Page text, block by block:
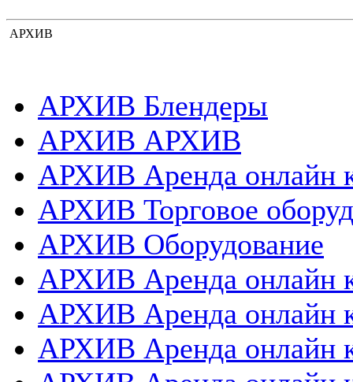
АРХИВ
АРХИВ Блендеры
АРХИВ АРХИВ
АРХИВ Аренда онлайн
АРХИВ Торговое
АРХИВ Оборудование
АРХИВ Аренда онлайн
АРХИВ Аренда онлайн
АРХИВ Аренда онлайн